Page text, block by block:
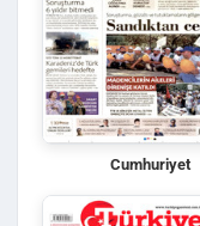
Cumhuriyet